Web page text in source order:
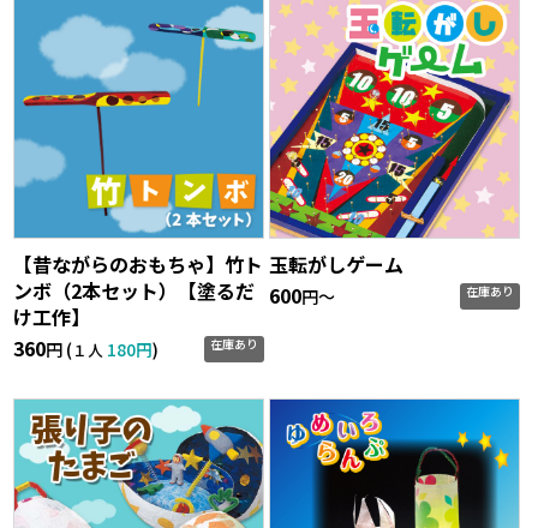
【昔ながらのおもちゃ】竹ト
ンボ（2本セット）【塗るだ
け工作】
360円 (１人 180円) 在庫あり
玉転がしゲーム
600円〜 在庫あり